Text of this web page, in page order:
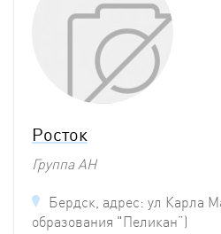
Росток
Группа АН
Бердск, адрес: ул Карла
образования "Пеликан”)